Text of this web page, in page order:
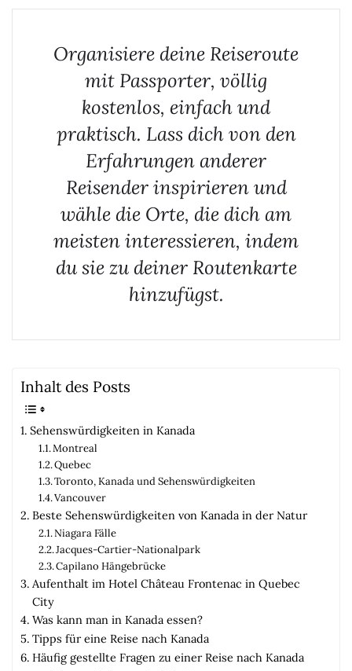
Organisiere deine Reiseroute
mit Passporter, völlig
kostenlos, einfach und
praktisch. Lass dich von den
Erfahrungen anderer
Reisender inspirieren und
wähle die Orte, die dich am
meisten interessieren, indem
du sie zu deiner Routenkarte
hinzufügst.
Inhalt des Posts
Sehenswürdigkeiten in Kanada
Montreal
Quebec
Toronto, Kanada und Sehenswürdigkeiten
Vancouver
Beste Sehenswürdigkeiten von Kanada in der Natur
Niagara Fälle
Jacques-Cartier-Nationalpark
Capilano Hängebrücke
Aufenthalt im Hotel Château Frontenac in Quebec
City
Was kann man in Kanada essen?
Tipps für eine Reise nach Kanada
Häufig gestellte Fragen zu einer Reise nach Kanada